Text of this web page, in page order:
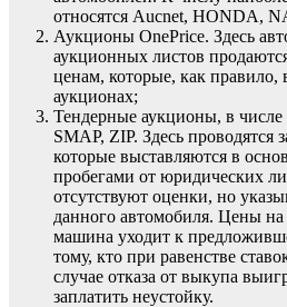
относятся Aucnet, HONDA,
Аукционы OnePrice. Здесь
аукционных листов
ценам, которые, как
аукционах;
Тендерные аукционы, в
SMAP, ZIP. Здесь проводятся
которые выставляются в
пробегами от юридических
отсутствуют оценки, но
данного автомобиля. Цены
машина уходит к
тому, кто при равенстве
случае отказа от выкупа
заплатить неустойку.